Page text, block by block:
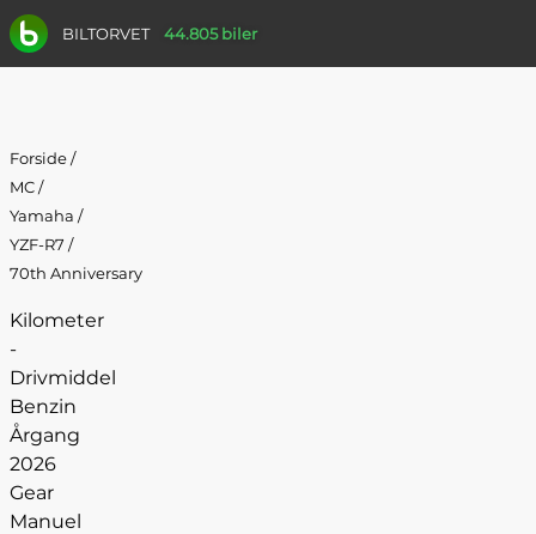
BILTORVET 44.805 biler
Forside/
MC/
Yamaha /
YZF-R7 /
70th Anniversary
Kilometer
-
Drivmiddel
Benzin
Årgang
2026
Gear
Manuel